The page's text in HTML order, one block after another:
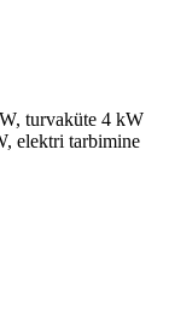
turvaküte 4 kW
elektri tarbimine